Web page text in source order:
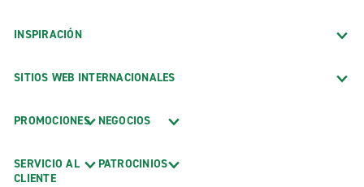
INSPIRACIÓN
SITIOS WEB INTERNACIONALES
PROMOCIONES
SERVICIO AL
CLIENTE
NEGOCIOS
PATROCINIOS